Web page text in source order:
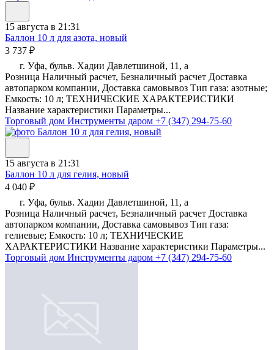
15 августа в 21:31
Баллон 10 л для азота, новый
3 737 ₽
г. Уфа, бульв. Хадии Давлетшиной, 11, а
Розница Наличный расчет, Безналичный расчет Доставка
автопарком компании, Доставка самовывоз Тип газа: азотные;
Емкость: 10 л; ТЕХНИЧЕСКИЕ ХАРАКТЕРИСТИКИ
Название характеристики Параметры...
Торговый дом Инструменты даром +7 (347) 294-75-60
15 августа в 21:31
Баллон 10 л для гелия, новый
4 040 ₽
г. Уфа, бульв. Хадии Давлетшиной, 11, а
Розница Наличный расчет, Безналичный расчет Доставка
автопарком компании, Доставка самовывоз Тип газа:
гелиевые; Емкость: 10 л; ТЕХНИЧЕСКИЕ
ХАРАКТЕРИСТИКИ Название характеристики Параметры...
Торговый дом Инструменты даром +7 (347) 294-75-60